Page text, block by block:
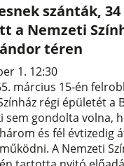
szánták, 34
a Nemzeti
téren
1. 12:30
március 15-én
régi épületét a
sem gondolta volna,
és fél évtizedig
A Nemzeti